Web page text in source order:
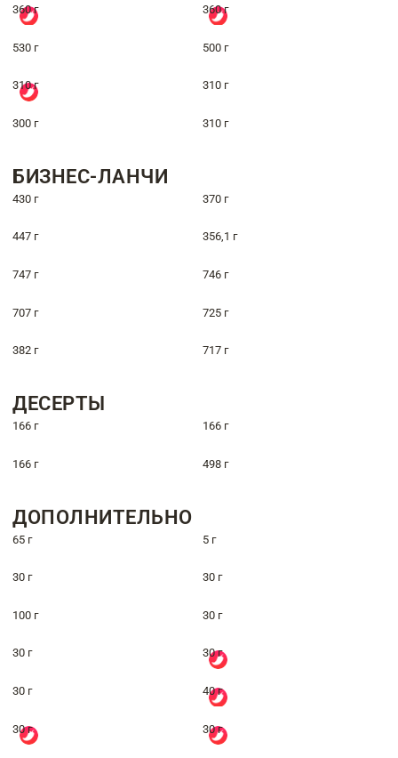
360 г 360 г
530 г 500 г
310 г 310 г
300 г 310 г
БИЗНЕС-ЛАНЧИ
430 г 370 г
447 г 356,1 г
747 г 746 г
707 г 725 г
382 г 717 г
ДЕСЕРТЫ
166 г 166 г
166 г 498 г
ДОПОЛНИТЕЛЬНО
65 г 5 г
30 г 30 г
100 г 30 г
30 г 30 г
30 г 40 г
30 г 30 г